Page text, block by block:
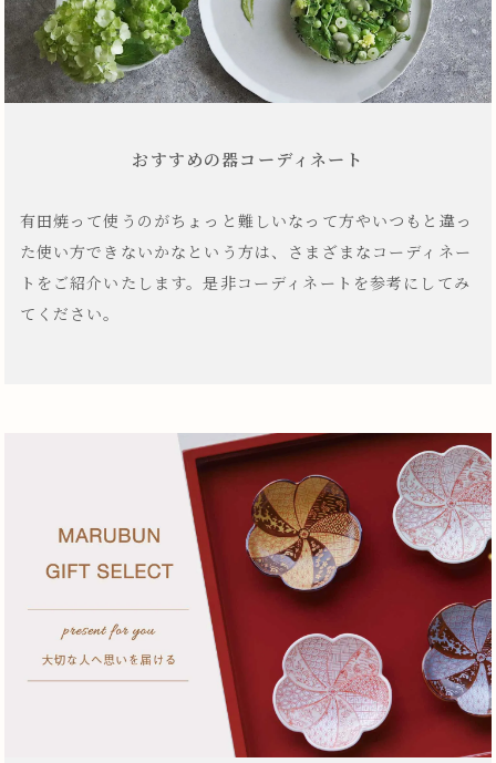
おすすめの器コーディネート
有田焼って使うのがちょっと難しいなって方やいつもと違っ
た使い方できないかなという方は、さまざまなコーディネー
トをご紹介いたします。是非コーディネートを参考にしてみ
てください。